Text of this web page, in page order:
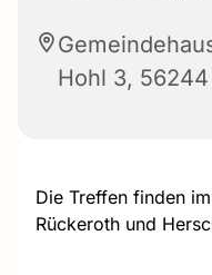
Hohl 3,
Die Treffen finden
Rückeroth und